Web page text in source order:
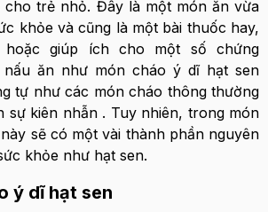
cho trẻ nhỏ. Đây là một món ăn vừa
khỏe và cũng là một bài thuốc hay,
giúp ích cho một số chứng
nấu ăn như món cháo ý dĩ hạt sen
tự như các món cháo thông thường
sự kiên nhẫn . Tuy nhiên, trong món
sẽ có một vài thành phần nguyên
khỏe như hạt sen.
ý dĩ hạt sen